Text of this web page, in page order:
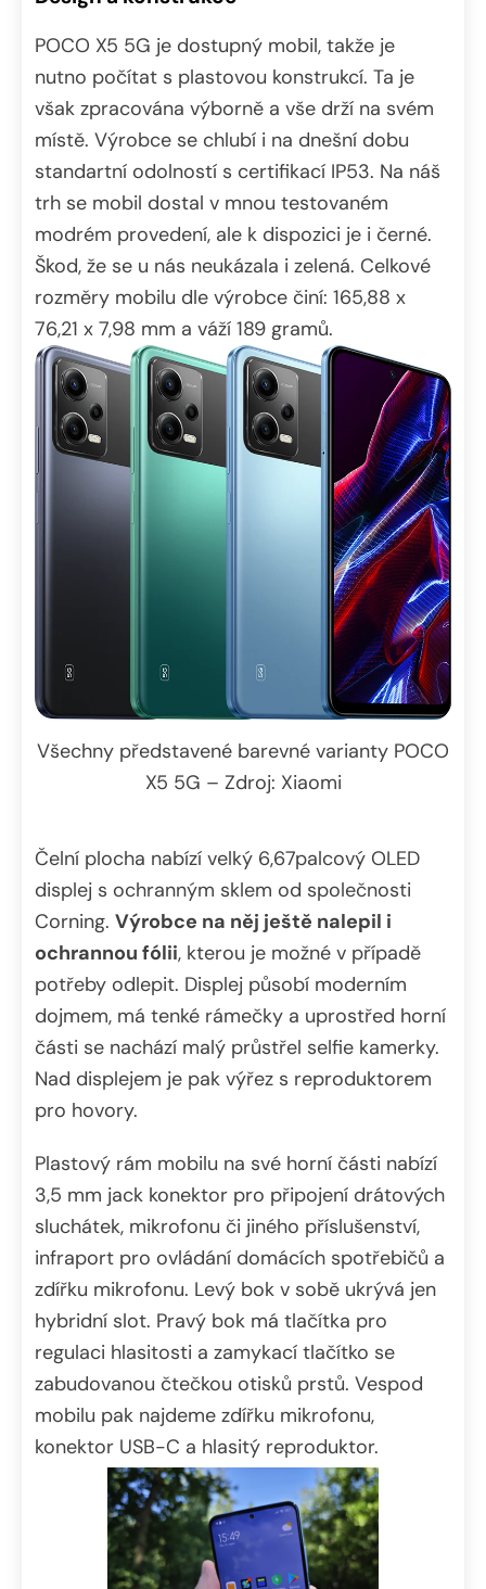
POCO X5 5G je dostupný mobil, takže je
nutno počítat s plastovou konstrukcí. Ta je
však zpracována výborně a vše drží na svém
místě. Výrobce se chlubí i na dnešní dobu
standartní odolností s certifikací IP53. Na náš
trh se mobil dostal v mnou testovaném
modrém provedení, ale k dispozici je i černé.
Škod, že se u nás neukázala i zelená. Celkové
rozměry mobilu dle výrobce činí: 165,88 x
76,21 x 7,98 mm a váží 189 gramů.
Všechny představené barevné varianty POCO
X5 5G – Zdroj: Xiaomi
Čelní plocha nabízí velký 6,67palcový OLED
displej s ochranným sklem od společnosti
Corning. Výrobce na něj ještě nalepil i
ochrannou fólii, kterou je možné v případě
potřeby odlepit. Displej působí moderním
dojmem, má tenké rámečky a uprostřed horní
části se nachází malý průstřel selfie kamerky.
Nad displejem je pak výřez s reproduktorem
pro hovory.
Plastový rám mobilu na své horní části nabízí
3,5 mm jack konektor pro připojení drátových
sluchátek, mikrofonu či jiného příslušenství,
infraport pro ovládání domácích spotřebičů a
zdířku mikrofonu. Levý bok v sobě ukrývá jen
hybridní slot. Pravý bok má tlačítka pro
regulaci hlasitosti a zamykací tlačítko se
zabudovanou čtečkou otisků prstů. Vespod
mobilu pak najdeme zdířku mikrofonu,
konektor USB-C a hlasitý reproduktor.